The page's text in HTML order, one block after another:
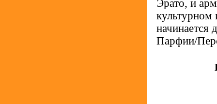
Эрато, и
начинается
Парфии/